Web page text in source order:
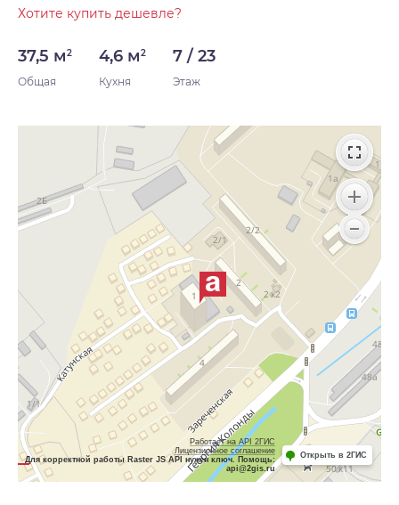
Хотите купить дешевле?
37,5 м2
Общая
4,6 м2
Кухня
7 / 23
Этаж
Работает на API 2ГИС
Лицензионное соглашение
Для корректной работы Raster JS API нужен ключ. Помощь:
api@2gis.ru
Открыть в 2ГИС